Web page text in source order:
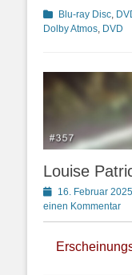
Kategorien
Blu-ray Disc,
Dolby Atmos, DVD
Louise
Posted
on
16. Februar 2025
einen Kommentar